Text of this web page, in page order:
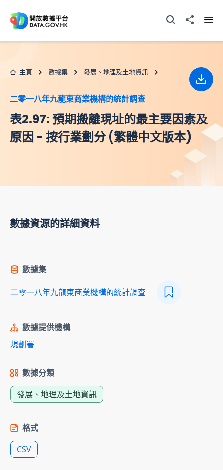
打開搜尋器分享至
主頁 數據集 發展、地理及土地資訊
二零一八年九龍東商業機構的統計調查
表2.97: 預期搬離現址的最主要因素及
原因 - 按行業劃分 (繁體中文版本)
下載
數據資源的詳細資料
數據集
二零一八年九龍東商業機構的統計調查
數據提供機構
規劃署
數據分類
發展、地理及土地資訊
格式
CSV